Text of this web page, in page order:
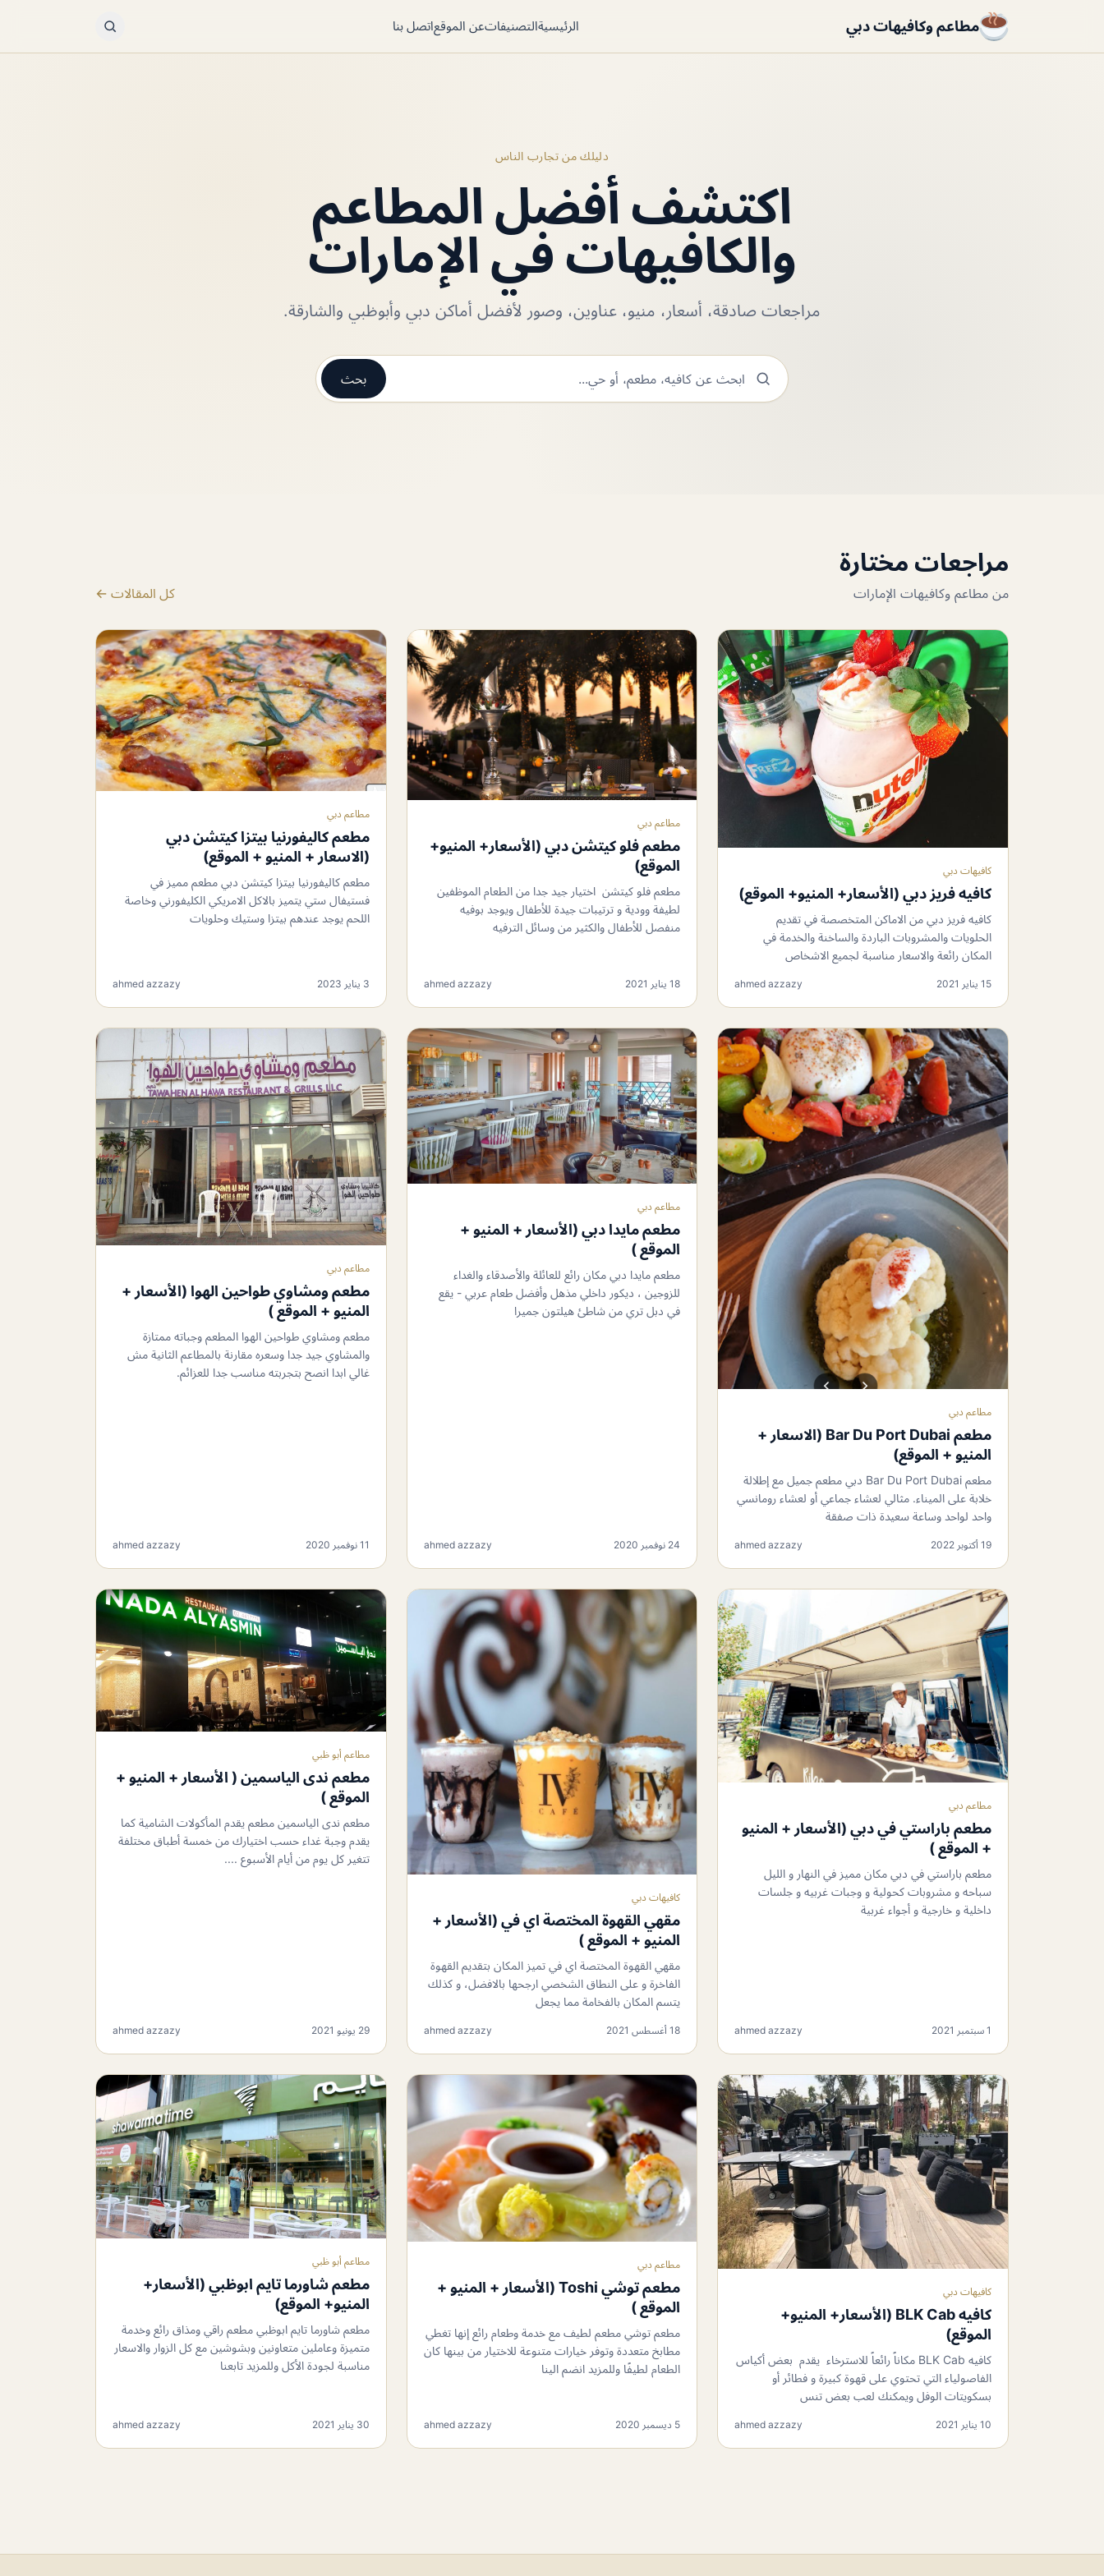
مطاعم وكافيهات دبي الرئيسيةالتصنيفاتعن الموقعاتصل بنا
دليلك من تجارب الناس
اكتشف أفضل المطاعم
والكافيهات في الإمارات
مراجعات صادقة، أسعار، منيو، عناوين، وصور لأفضل أماكن دبي وأبوظبي والشارقة.
بحث
مراجعات مختارة
من مطاعم وكافيهات الإمارات كل المقالات ←
كافيهات دبي
كافيه فريز دبي (الأسعار+ المنيو+ الموقع)
كافيه فريز دبي من الاماكن المتخصصة في تقديم
الحلويات والمشروبات الباردة والساخنة والخدمة في
المكان رائعة والاسعار مناسبة لجميع الاشخاص
15 يناير 2021 ahmed azzazy
مطاعم دبي
مطعم فلو كيتشن دبي (الأسعار+ المنيو+
الموقع)
مطعم فلو كيتشن اختيار جيد جدا من الطعام الموظفين
لطيفة وودية و ترتيبات جيدة للأطفال ويوجد بوفيه
منفصل للأطفال والكثير من وسائل الترفيه
18 يناير 2021 ahmed azzazy
مطاعم دبي
مطعم كاليفورنيا بيتزا كيتشن دبي
(الاسعار + المنيو + الموقع)
مطعم كاليفورنيا بيتزا كيتشن دبي مطعم مميز في
فستيفال ستي يتميز بالاكل الامريكي الكليفورني وخاصة
اللحم يوجد عندهم بيتزا وستيك وحلويات
3 يناير 2023 ahmed azzazy
مطاعم دبي
مطعم Bar Du Port Dubai (الاسعار +
المنيو + الموقع)
مطعم Bar Du Port Dubai دبي مطعم جميل مع إطلالة
خلابة على الميناء. مثالي لعشاء جماعي أو لعشاء رومانسي
واحد لواحد وساعة سعيدة ذات صفقة
19 أكتوبر 2022 ahmed azzazy
مطاعم دبي
مطعم مايدا دبي (الأسعار + المنيو +
الموقع )
مطعم مايدا دبي مكان رائع للعائلة والأصدقاء والغداء
للزوجين ، ديكور داخلي مذهل وأفضل طعام عربي - يقع
في دبل تري من شاطئ هيلتون جميرا
24 نوفمبر 2020 ahmed azzazy
مطاعم دبي
مطعم ومشاوي طواحين الهوا (الأسعار +
المنيو + الموقع )
مطعم ومشاوي طواحين الهوا المطعم وجباته ممتازة
والمشاوي جيد جدا وسعره مقارنة بالمطاعم الثانية مش
غالي ابدا انصح بتجربته مناسب جدا للعزائم.
11 نوفمبر 2020 ahmed azzazy
مطاعم دبي
مطعم باراستي في دبي (الأسعار + المنيو
+ الموقع )
مطعم باراستي في دبي مكان مميز في النهار و الليل
سباحه و مشروبات كحولية و وجبات غربيه و جلسات
داخلية و خارجية و أجواء غربية
1 سبتمبر 2021 ahmed azzazy
كافيهات دبي
مقهي القهوة المختصة اي في (الأسعار +
المنيو + الموقع )
مقهي القهوة المختصة اي في تميز المكان بتقديم القهوة
الفاخرة و على النطاق الشخصي ارجحها بالافضل، و كذلك
يتسم المكان بالفخامة مما يجعل
18 أغسطس 2021 ahmed azzazy
مطاعم أبو ظبي
مطعم ندى الياسمين ( الأسعار + المنيو +
الموقع )
مطعم ندى الياسمين مطعم يقدم المأكولات الشامية كما
يقدم وجبة غداء حسب اختيارك من خمسة أطباق مختلفة
تتغير كل يوم من أيام الأسبوع ....
29 يونيو 2021 ahmed azzazy
كافيهات دبي
كافيه BLK Cab (الأسعار+ المنيو+
الموقع)
كافيه BLK Cab مكاناً رائعاً للاسترخاء يقدم بعض أكياس
الفاصولياء التي تحتوي على قهوة كبيرة و فطائر أو
بسكويتات الوفل ويمكنك لعب بعض تنس
10 يناير 2021 ahmed azzazy
مطاعم دبي
مطعم توشي Toshi (الأسعار + المنيو +
الموقع )
مطعم توشي مطعم لطيف مع خدمة وطعام رائع إنها تغطي
مطابخ متعددة وتوفر خيارات متنوعة للاختيار من بينها كان
الطعام لطيفًا وللمزيد انضم الينا
5 ديسمبر 2020 ahmed azzazy
مطاعم أبو ظبي
مطعم شاورما تايم ابوظبي (الأسعار+
المنيو+ الموقع)
مطعم شاورما تايم ابوظبي مطعم راقي ومذاق رائع وخدمة
متميزة وعاملين متعاونين وبشوشين مع كل الزوار والاسعار
مناسبة لجودة الأكل وللمزيد تابعنا
30 يناير 2021 ahmed azzazy